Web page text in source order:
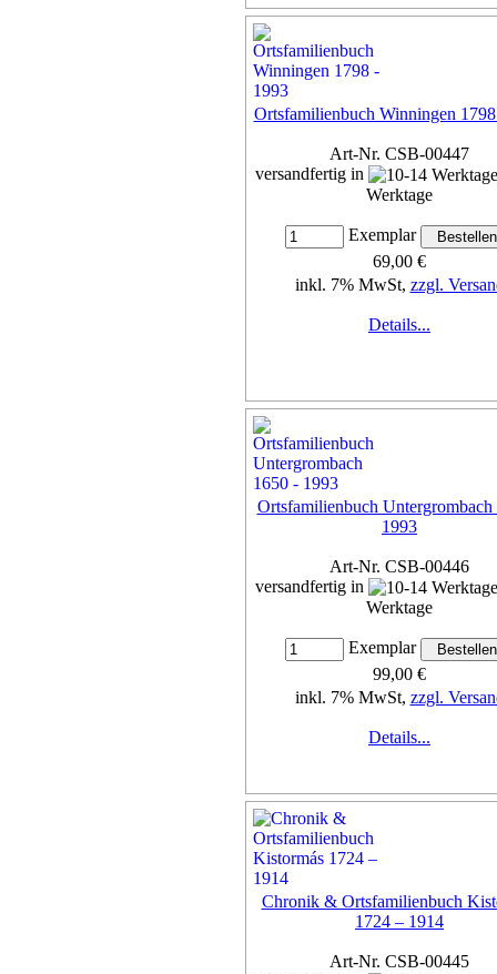
Ortsfamilienbuch Winningen
Art-Nr. CSB-00447
versandfertig in
Werktage
Exemplar
69,00 €
inkl. 7% MwSt, zzgl.
Details...
Ortsfamilienbuch Untergrombach
1993
Art-Nr. CSB-00446
versandfertig in
Werktage
Exemplar
99,00 €
inkl. 7% MwSt, zzgl.
Details...
Chronik & Ortsfamilienbuch
1724 – 1914
Art-Nr. CSB-00445